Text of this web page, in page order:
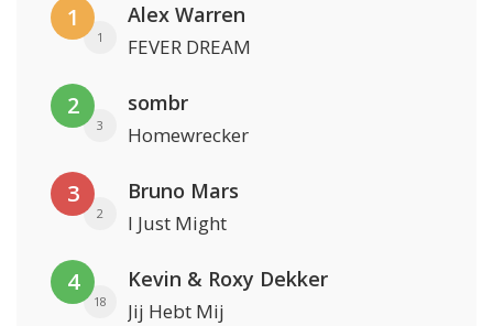
1
1
Alex Warren
FEVER DREAM
2
3
sombr
Homewrecker
3
2
Bruno Mars
I Just Might
4
18
Kevin & Roxy Dekker
Jij Hebt Mij